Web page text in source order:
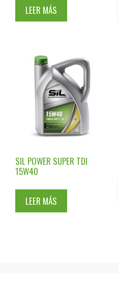
LEER MÁS
SIL POWER SUPER TDI
15W40
LEER MÁS